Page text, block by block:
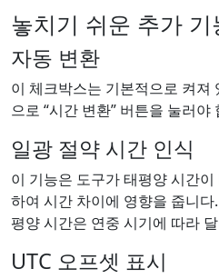
놓치기 쉬운 추가 기
자동 변환
이 체크박스는 기본적으로 켜져
으로 “시간 변환” 버튼을 눌러야
일광 절약 시간 인식
이 기능은 도구가 태평양 시간
하여 시간 차이에 영향을 줍니
평양 시간은 연중 시기에 따라
UTC 오프셋 표시